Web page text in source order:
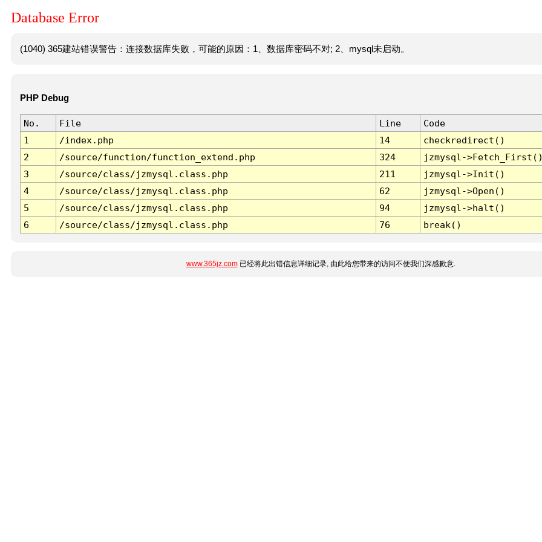
Database Error
(1040) 365建站错误警告：连接数据库失败，可能的原因：1、数据库密码不对; 2、mysql未启动。
PHP Debug
No. File Line
Code
1
/index.php 14
checkredirect()
2
/source/function/function_extend.php 324
jzmysql-
3
/source/class/jzmysql.class.php 211
jzmysql->Init()
4
/source/class/jzmysql.class.php 62
jzmysql->Open()
5
/source/class/jzmysql.class.php 94
jzmysql->halt()
6
/source/class/jzmysql.class.php 76 break()
www.365jz.com已经将此出错信息详细记录, 由此给您带来的访问不便我们深感歉意.